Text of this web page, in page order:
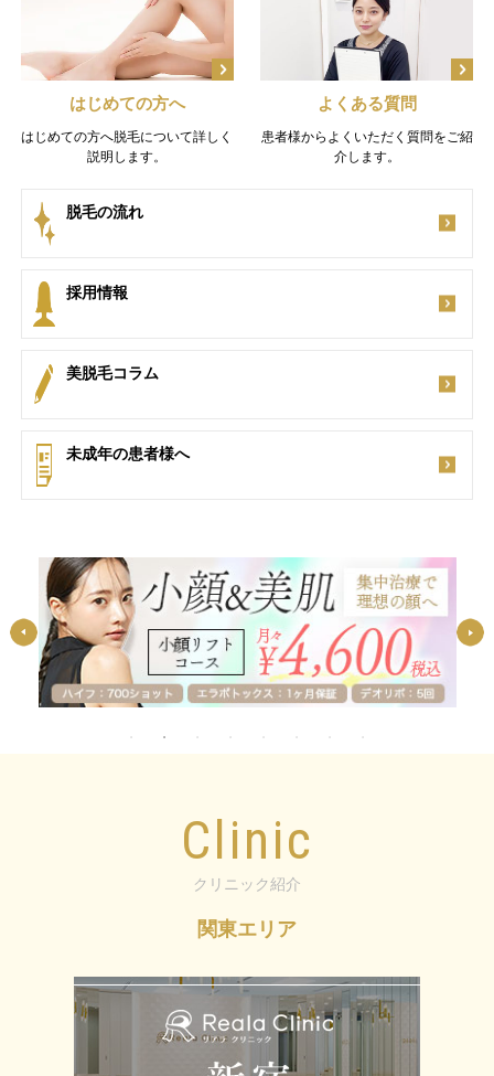
はじめての方へ
はじめての方へ脱毛について詳しく
説明します。
よくある質問
患者様からよくいただく質問をご紹
介します。
脱毛の流れ
採用情報
美脱毛コラム
未成年の患者様へ
Clinic
クリニック紹介
関東エリア